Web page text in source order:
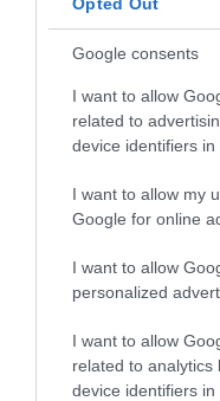
Google consents
I want to allow
related to
device identifiers in
I want to allow my
Google for online
I want to allow
personalized
I want to allow
related to analytics
device identifiers in
ÚJ